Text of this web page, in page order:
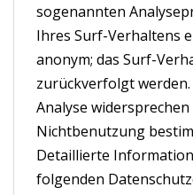
sogenannten
Ihres Surf-Verhaltens
anonym; das Surf-
zurückverfolgt
Analyse
Nichtbenutzung
Detaillierte
folgenden